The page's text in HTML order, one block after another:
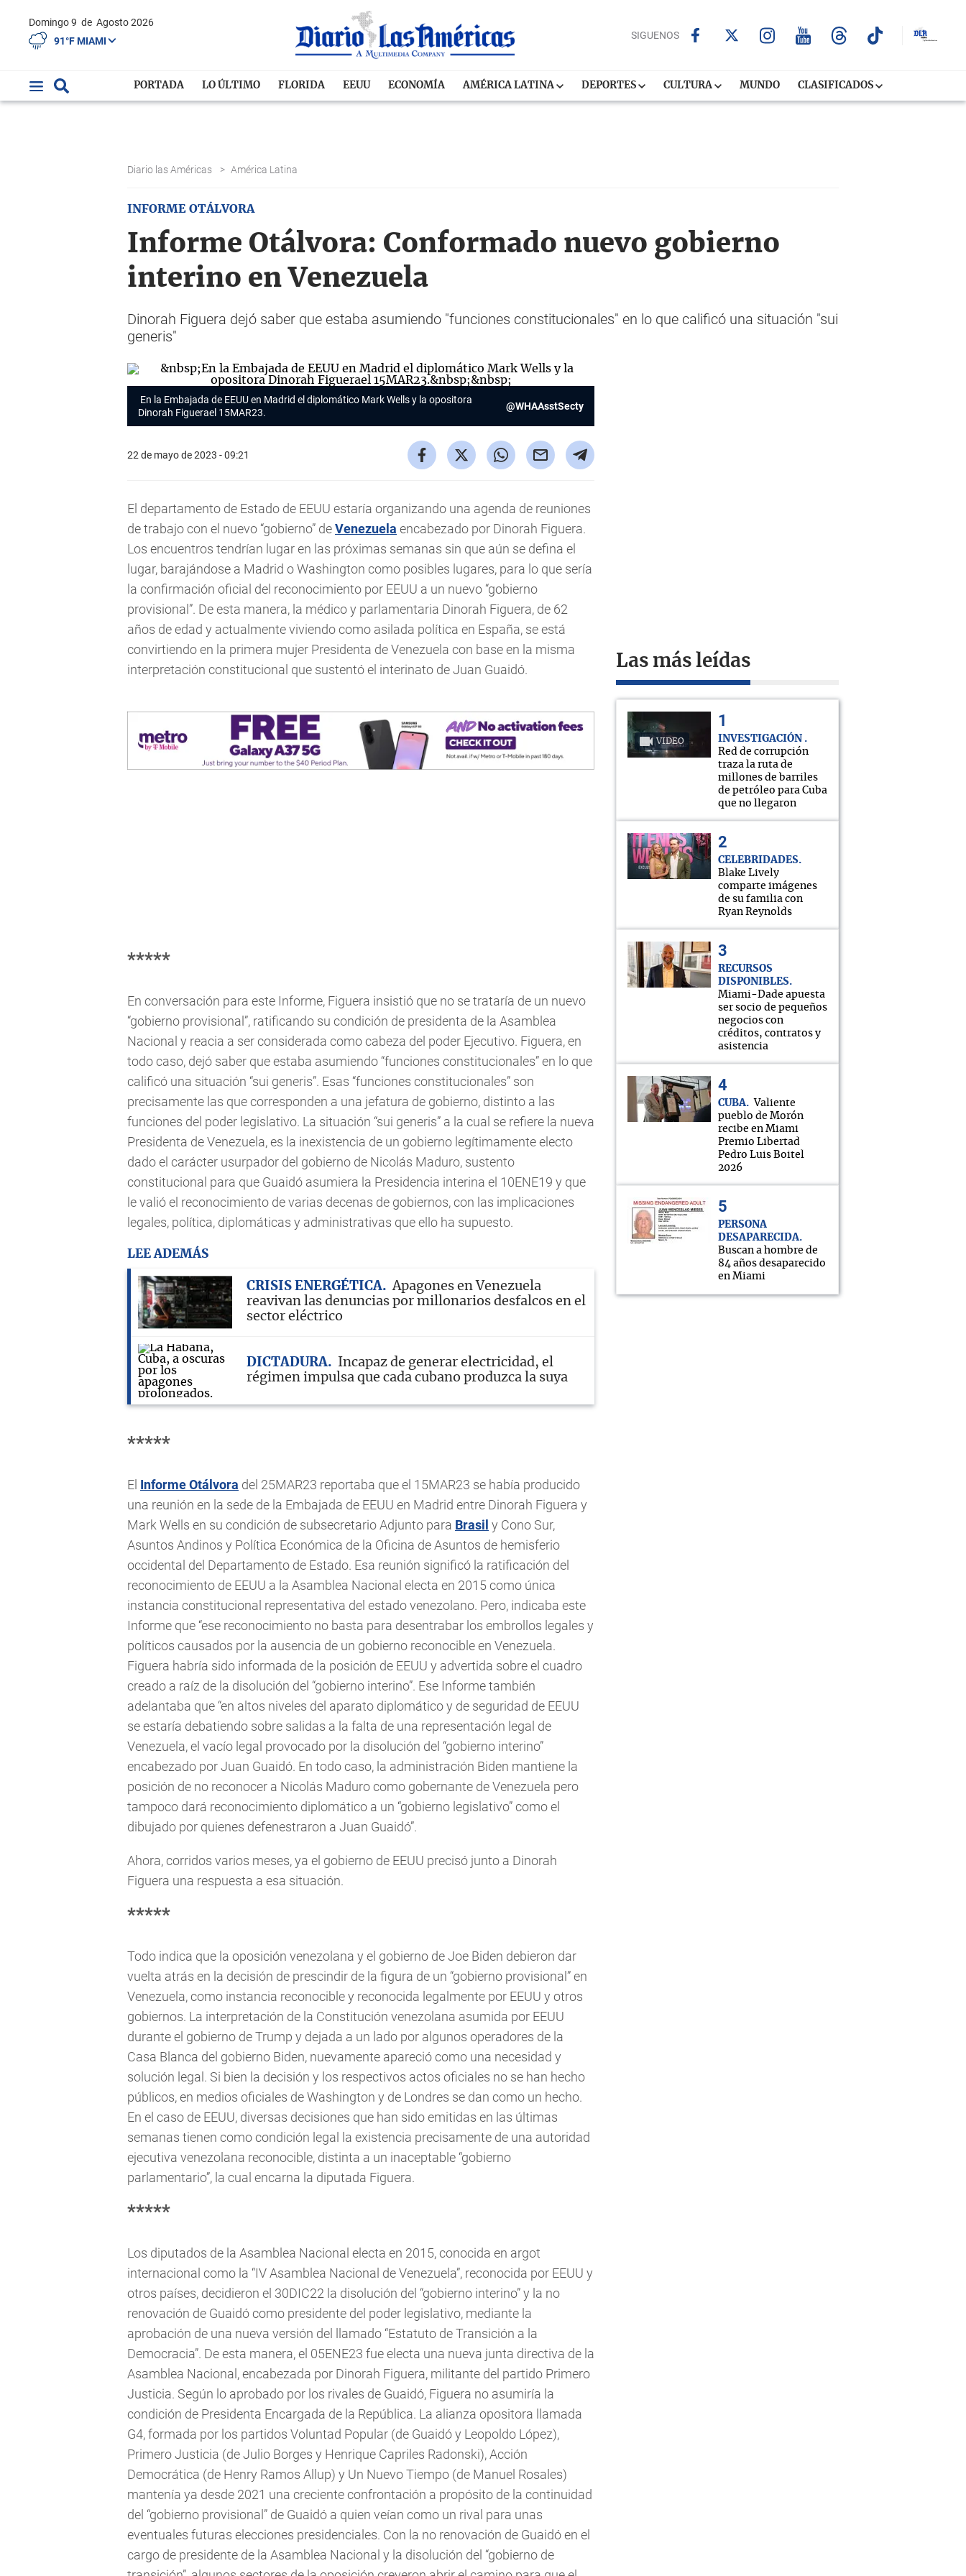
Domingo 9 de Agosto 2026
91°F MIAMI
SIGUENOS
PORTADA LO ÚLTIMO FLORIDA EEUU ECONOMÍA AMÉRICA LATINA DEPORTES CULTURA MUNDO CLASIFICADOS
Diario las Américas > América Latina
INFORME OTÁLVORA
Informe Otálvora: Conformado nuevo gobierno
interino en Venezuela
Dinorah Figuera dejó saber que estaba asumiendo "funciones constitucionales" en lo que calificó una situación "sui
generis"
En la Embajada de EEUU en Madrid el diplomático Mark Wells y la opositora
Dinorah Figuerael 15MAR23.
@WHAAsstSecty
22 de mayo de 2023 - 09:21
El departamento de Estado de EEUU estaría organizando una agenda de reuniones
de trabajo con el nuevo “gobierno” deVenezuela encabezado por Dinorah Figuera.
Los encuentros tendrían lugar en las próximas semanas sin que aún se defina el
lugar, barajándose a Madrid o Washington como posibles lugares, para lo que sería
la confirmación oficial del reconocimiento por EEUU a un nuevo “gobierno
provisional”. De esta manera, la médico y parlamentaria Dinorah Figuera, de 62
años de edad y actualmente viviendo como asilada política en España, se está
convirtiendo en la primera mujer Presidenta de Venezuela con base en la misma
interpretación constitucional que sustentó el interinato de Juan Guaidó.
*****
En conversación para este Informe, Figuera insistió que no se trataría de un nuevo
“gobierno provisional”, ratificando su condición de presidenta de la Asamblea
Nacional y reacia a ser considerada como cabeza del poder Ejecutivo. Figuera, en
todo caso, dejó saber que estaba asumiendo “funciones constitucionales” en lo que
calificó una situación “sui generis”. Esas “funciones constitucionales” son
precisamente las que corresponden a una jefatura de gobierno, distinto a las
funciones del poder legislativo. La situación “sui generis” a la cual se refiere la nueva
Presidenta de Venezuela, es la inexistencia de un gobierno legítimamente electo
dado el carácter usurpador del gobierno de Nicolás Maduro, sustento
constitucional para que Guaidó asumiera la Presidencia interina el 10ENE19 y que
le valió el reconocimiento de varias decenas de gobiernos, con las implicaciones
legales, política, diplomáticas y administrativas que ello ha supuesto.
LEE ADEMÁS
CRISIS ENERGÉTICA
Apagones en Venezuela
reavivan las denuncias por millonarios desfalcos en el
sector eléctrico
DICTADURA
Incapaz de generar electricidad, el
régimen impulsa que cada cubano produzca la suya
*****
El Informe Otálvora del 25MAR23 reportaba que el 15MAR23 se había producido
una reunión en la sede de la Embajada de EEUU en Madrid entre Dinorah Figuera y
Mark Wells en su condición de subsecretario Adjunto para Brasil y Cono Sur,
Asuntos Andinos y Política Económica de la Oficina de Asuntos de hemisferio
occidental del Departamento de Estado. Esa reunión significó la ratificación del
reconocimiento de EEUU a la Asamblea Nacional electa en 2015 como única
instancia constitucional representativa del estado venezolano. Pero, indicaba este
Informe que “ese reconocimiento no basta para desentrabar los embrollos legales y
políticos causados por la ausencia de un gobierno reconocible en Venezuela.
Figuera habría sido informada de la posición de EEUU y advertida sobre el cuadro
creado a raíz de la disolución del “gobierno interino”. Ese Informe también
adelantaba que “en altos niveles del aparato diplomático y de seguridad de EEUU
se estaría debatiendo sobre salidas a la falta de una representación legal de
Venezuela, el vacío legal provocado por la disolución del “gobierno interino”
encabezado por Juan Guaidó. En todo caso, la administración Biden mantiene la
posición de no reconocer a Nicolás Maduro como gobernante de Venezuela pero
tampoco dará reconocimiento diplomático a un “gobierno legislativo” como el
dibujado por quienes defenestraron a Juan Guaidó”.
Ahora, corridos varios meses, ya el gobierno de EEUU precisó junto a Dinorah
Figuera una respuesta a esa situación.
*****
Todo indica que la oposición venezolana y el gobierno de Joe Biden debieron dar
vuelta atrás en la decisión de prescindir de la figura de un “gobierno provisional” en
Venezuela, como instancia reconocible y reconocida legalmente por EEUU y otros
gobiernos. La interpretación de la Constitución venezolana asumida por EEUU
durante el gobierno de Trump y dejada a un lado por algunos operadores de la
Casa Blanca del gobierno Biden, nuevamente apareció como una necesidad y
solución legal. Si bien la decisión y los respectivos actos oficiales no se han hecho
públicos, en medios oficiales de Washington y de Londres se dan como un hecho.
En el caso de EEUU, diversas decisiones que han sido emitidas en las últimas
semanas tienen como condición legal la existencia precisamente de una autoridad
ejecutiva venezolana reconocible, distinta a un inaceptable “gobierno
parlamentario”, la cual encarna la diputada Figuera.
*****
Los diputados de la Asamblea Nacional electa en 2015, conocida en argot
internacional como la “IV Asamblea Nacional de Venezuela”, reconocida por EEUU y
otros países, decidieron el 30DIC22 la disolución del “gobierno interino” y la no
renovación de Guaidó como presidente del poder legislativo, mediante la
aprobación de una nueva versión del llamado “Estatuto de Transición a la
Democracia”. De esta manera, el 05ENE23 fue electa una nueva junta directiva de la
Asamblea Nacional, encabezada por Dinorah Figuera, militante del partido Primero
Justicia. Según lo aprobado por los rivales de Guaidó, Figuera no asumiría la
condición de Presidenta Encargada de la República. La alianza opositora llamada
G4, formada por los partidos Voluntad Popular (de Guaidó y Leopoldo López),
Primero Justicia (de Julio Borges y Henrique Capriles Radonski), Acción
Democrática (de Henry Ramos Allup) y Un Nuevo Tiempo (de Manuel Rosales)
mantenía ya desde 2021 una creciente confrontación a propósito de la continuidad
del “gobierno provisional” de Guaidó a quien veían como un rival para unas
eventuales futuras elecciones presidenciales. Con la no renovación de Guaidó en el
cargo de presidente de la Asamblea Nacional y la disolución del “gobierno de
Las más leídas
VIDEO
INVESTIGACIÓN
Red de corrupción
traza la ruta de
millones de barriles
de petróleo para Cuba
que no llegaron
CELEBRIDADES
Blake Lively
comparte imágenes
de su familia con
Ryan Reynolds
RECURSOS
DISPONIBLES
Miami-Dade apuesta
ser socio de pequeños
negocios con
créditos, contratos y
asistencia
CUBA
Valiente
pueblo de Morón
recibe en Miami
Premio Libertad
Pedro Luis Boitel
2026
PERSONA
DESAPARECIDA
Buscan a hombre de
84 años desaparecido
en Miami